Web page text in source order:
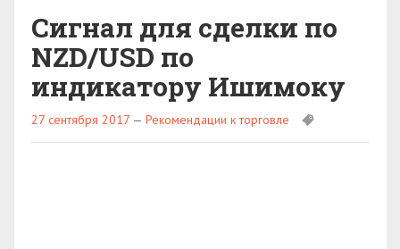
Сигнал для сделки по
NZD/USD по
индикатору Ишимоку
27 сентября 2017 — Рекомендации к торговле